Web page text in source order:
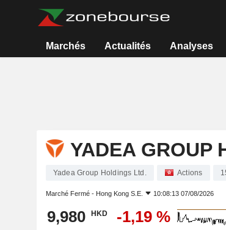
Marchés Actualités Analyses
YADEA GROUP
Yadea Group Holdings Ltd. Actions
Marché Fermé - Hong Kong S.E. 10:08:13 07/08/2026
9,980 HKD -1,19 %